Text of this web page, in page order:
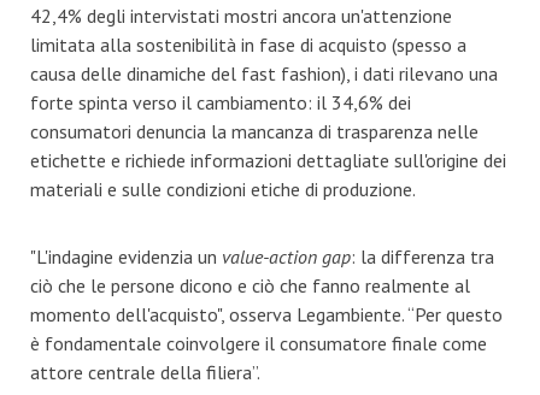
42,4% degli intervistati mostri ancora un'attenzione
limitata alla sostenibilità in fase di acquisto (spesso a
causa delle dinamiche del fast fashion), i dati rilevano una
forte spinta verso il cambiamento: il 34,6% dei
consumatori denuncia la mancanza di trasparenza nelle
etichette e richiede informazioni dettagliate sull'origine dei
materiali e sulle condizioni etiche di produzione.
"L'indagine evidenzia un value-action gap: la differenza tra
ciò che le persone dicono e ciò che fanno realmente al
momento dell'acquisto", osserva Legambiente. “Per questo
è fondamentale coinvolgere il consumatore finale come
attore centrale della filiera”.